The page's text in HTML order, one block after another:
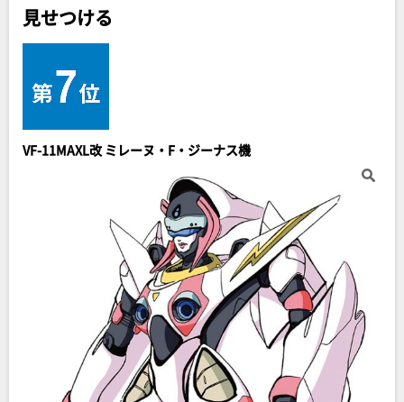
見せつける
VF-11MAXL改 ミレーヌ・F・ジーナス機